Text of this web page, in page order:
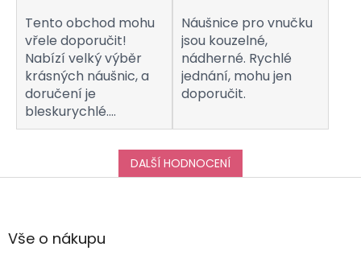
Tento obchod mohu
vřele doporučit!
Nabízí velký výběr
krásných náušnic, a
doručení je
bleskurychlé.
Komunikaci s
obchodem hodnotím
taktéž na jedničku!
Děkuji za vše, a určitě
Náušnice pro vnučku
jsou kouzelné,
nádherné. Rychlé
jednání, mohu jen
doporučit.
DALŠÍ HODNOCENÍ
Z
aVše o nákupu